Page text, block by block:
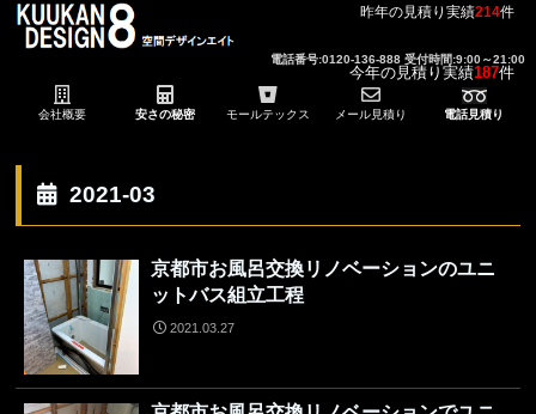
昨年の見積り実績214件
今年の見積り実績187件
電話番号:0120-136-888 受付時間:9:00～21:00
会社概要 安さの秘密 モールテックス メール見積り 電話見積り
2021-03
京都市お風呂交換リノベーションのユニ
ットバス組立工程
2021.03.27